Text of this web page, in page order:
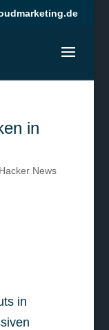
in
Hacker News
in